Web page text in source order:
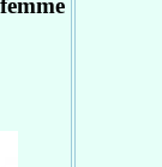
pied,
en